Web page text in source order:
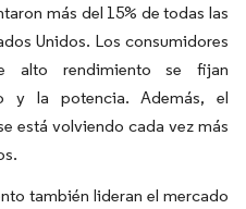
más del 15% de todas las
Unidos. Los consumidores
alto rendimiento se fijan
y la potencia. Además, el
está volviendo cada vez más
también lideran el mercado